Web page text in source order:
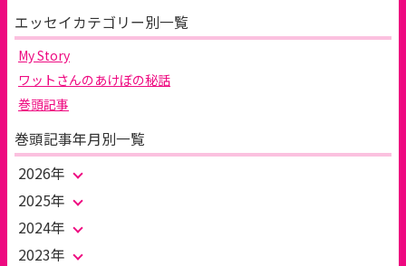
エッセイカテゴリー別一覧
My Story
ワットさんのあけぼの秘話
巻頭記事
巻頭記事年月別一覧
2026年
2025年
2024年
2023年